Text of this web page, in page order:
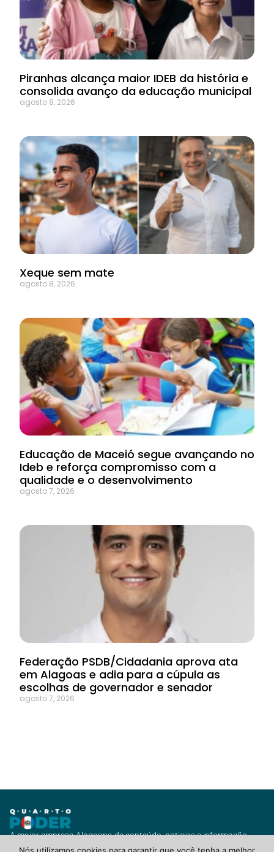
Piranhas alcança maior IDEB da história e
consolida avanço da educação municipal
agosto 8, 2026
Xeque sem mate
agosto 8, 2026
Educação de Maceió segue avançando no
Ideb e reforça compromisso com a
qualidade e o desenvolvimento
agosto 7, 2026
Federação PSDB/Cidadania aprova ata
em Alagoas e adia para a cúpula as
escolhas de governador e senador
agosto 7, 2026
A maior empresa Alagoana de conteúdo, noticias e informação
com vários canais de jornalismo e diversas soluções para você ou